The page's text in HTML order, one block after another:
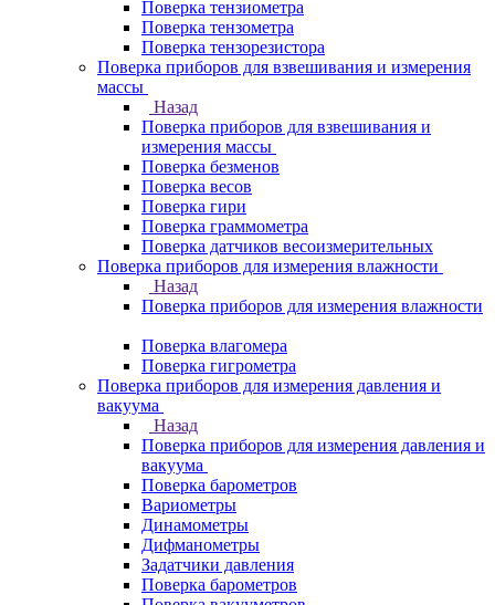
Поверка тензиометра
Поверка тензометра
Поверка тензорезистора
Поверка приборов для взвешивания и измерения
массы
Назад
Поверка приборов для взвешивания и
измерения массы
Поверка безменов
Поверка весов
Поверка гири
Поверка граммометра
Поверка датчиков весоизмерительных
Поверка приборов для измерения влажности
Назад
Поверка приборов для измерения влажности
Поверка влагомера
Поверка гигрометра
Поверка приборов для измерения давления и
вакуума
Назад
Поверка приборов для измерения давления и
вакуума
Поверка барометров
Вариометры
Динамометры
Дифманометры
Задатчики давления
Поверка барометров